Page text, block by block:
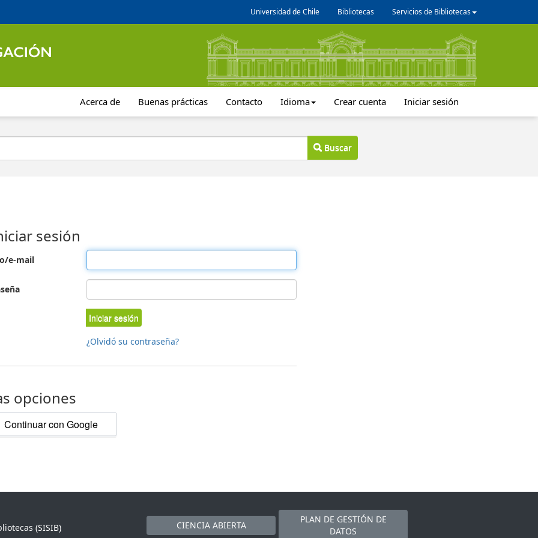
Universidad de Chile Bibliotecas Servicios de Bibliotecas
Acerca de Buenas prácticas Contacto Idioma Crear cuenta Iniciar sesión
Buscar
sesión
e-mail
Iniciar sesión
¿Olvidó su contraseña?
opciones
Continuar con Google
(SISIB)
CIENCIA ABIERTA
PLAN DE GESTIÓN DE
DATOS